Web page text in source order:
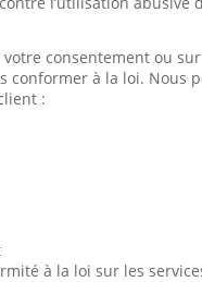
consentement ou
conformer à la loi. Nous
:
à la loi sur les